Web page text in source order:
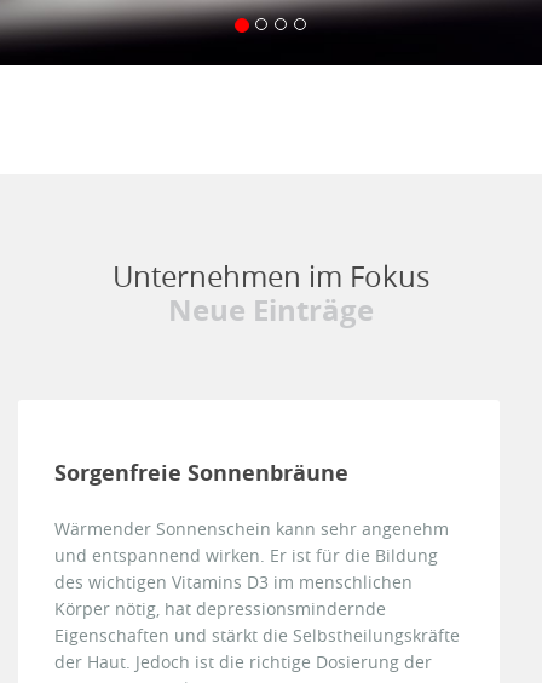
Unternehmen im Fokus
Neue Einträge
Sorgenfreie Sonnenbräune
Wärmender Sonnenschein kann sehr angenehm
und entspannend wirken. Er ist für die Bildung
des wichtigen Vitamins D3 im menschlichen
Körper nötig, hat depressionsmindernde
Eigenschaften und stärkt die Selbstheilungskräfte
der Haut. Jedoch ist die richtige Dosierung der